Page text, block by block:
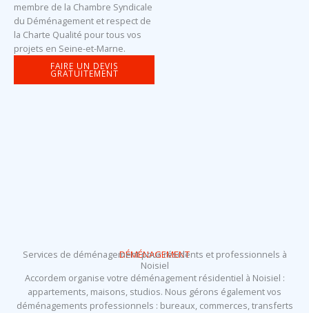
membre de la Chambre Syndicale
du Déménagement et respect de
la Charte Qualité pour tous vos
projets en Seine-et-Marne.
FAIRE UN DEVIS
GRATUITEMENT
DÉMÉNAGEMENT
Services de déménagement pour résidents et professionnels à
Noisiel
Accordem organise votre déménagement résidentiel à Noisiel :
appartements, maisons, studios. Nous gérons également vos
déménagements professionnels : bureaux, commerces, transferts